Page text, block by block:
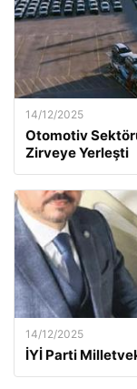
14/12/2025
Otomotiv
Zirveye Yerleşti
14/12/2025
İYİ Parti